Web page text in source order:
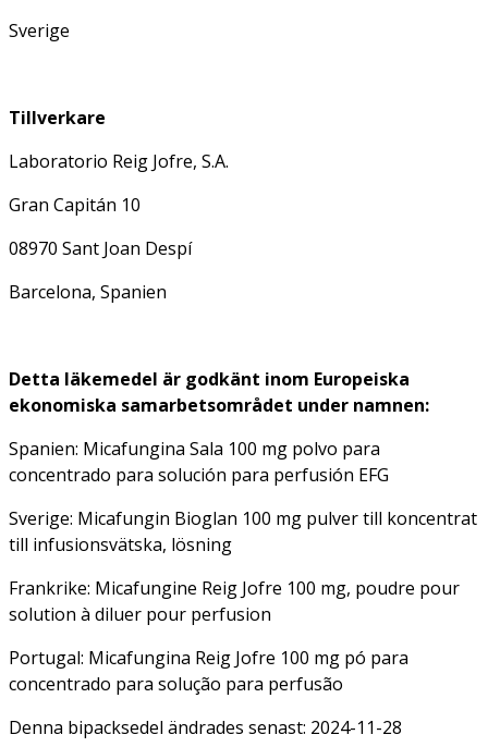
Sverige
Tillverkare
Laboratorio Reig Jofre, S.A.
Gran Capitán 10
08970 Sant Joan Despí
Barcelona, Spanien
Detta läkemedel är godkänt inom Europeiska
ekonomiska samarbetsområdet under namnen:
Spanien: Micafungina Sala 100 mg polvo para
concentrado para solución para perfusión EFG
Sverige: Micafungin Bioglan 100 mg pulver till koncentrat
till infusionsvätska, lösning
Frankrike: Micafungine Reig Jofre 100 mg, poudre pour
solution à diluer pour perfusion
Portugal: Micafungina Reig Jofre 100 mg pó para
concentrado para solução para perfusão
Denna bipacksedel ändrades senast: 2024-11-28